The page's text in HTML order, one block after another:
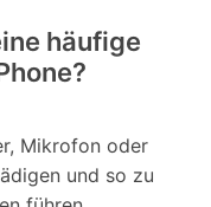
häufige
Mikrofon oder
und so zu